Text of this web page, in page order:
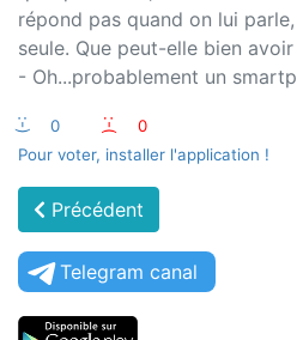
répond pas quand on lui
seule. Que peut-elle bien avoir
- Oh...probablement un
:-) 0 :-(
0
Pour voter, installer l'application !
Précédent
Telegram canal